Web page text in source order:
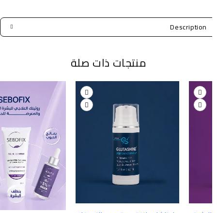
Description
منتجات ذات صلة